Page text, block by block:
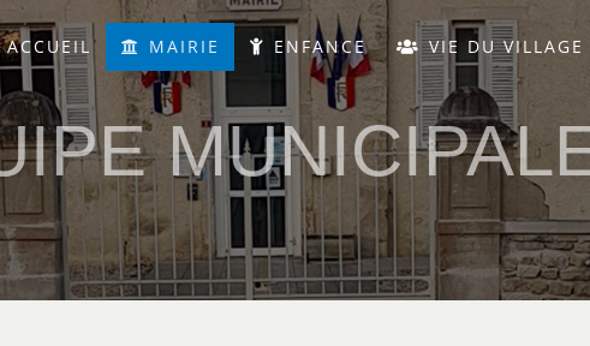
ACCUEIL MAIRIE ENFANCE VIE DU VILLAGE